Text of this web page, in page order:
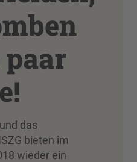
das
bieten im
wieder ein